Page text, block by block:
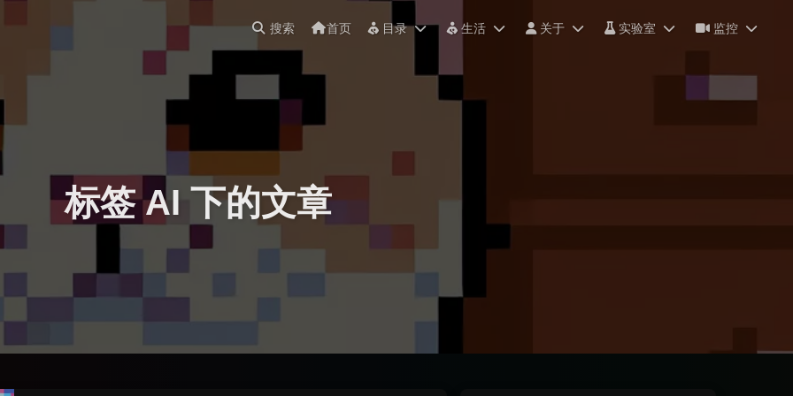
标签 AI 下的文章
搜索 首页 目录 生活 关于 实验室 监控